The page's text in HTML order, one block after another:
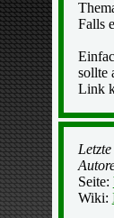
Falls
sollte
Link
Seite:
Wiki: